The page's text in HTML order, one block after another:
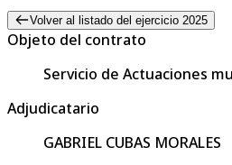
Volver al listado del ejercicio 2025
Objeto del contrato
Servicio de Actuaciones
Adjudicatario
GABRIEL CUBAS MORALES